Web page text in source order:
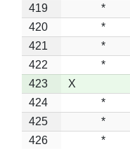
419
*
420
*
421
*
422
*
423
X
424
*
425
*
426
*